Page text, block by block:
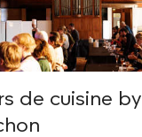
de cuisine by